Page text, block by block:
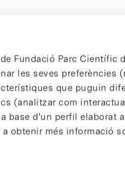
Fundació Parc Científic
les seves preferències
que puguin
(analitzar com
base d'un perfil elaborat
obtenir més informació